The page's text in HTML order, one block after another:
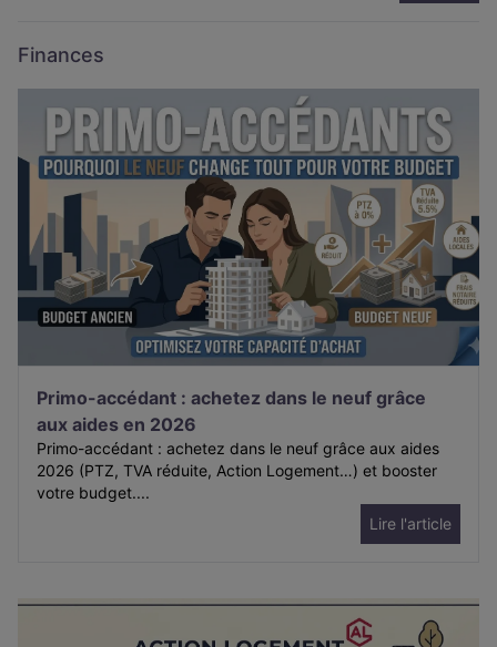
Finances
Primo-accédant : achetez dans le neuf grâce
aux aides en 2026
Primo-accédant : achetez dans le neuf grâce aux aides
2026 (PTZ, TVA réduite, Action Logement…) et booster
votre budget....
Lire l'article